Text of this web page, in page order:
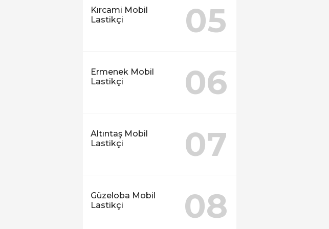
Kırcami Mobil
Lastikçi
05
Ermenek Mobil
Lastikçi
06
Altıntaş Mobil
Lastikçi
07
Güzeloba Mobil
Lastikçi
08